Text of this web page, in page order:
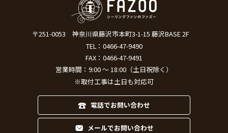
〒251-0053
神奈川県藤沢市本町3-1-15 藤沢BASE 2F
TEL： 0466-47-9490
FAX：0466-47-9491
営業時間：9:00 ～ 18:00（土日祝除く）
※取付工事は土日も対応可
電話でお問い合わせ
メールでお問い合わせ